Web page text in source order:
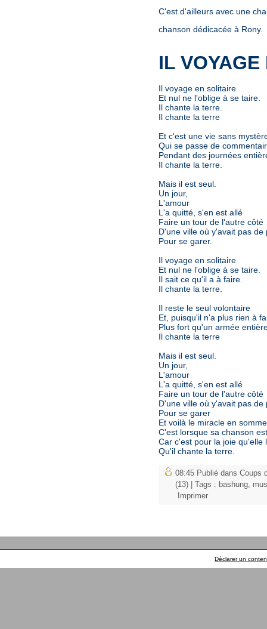
C'est d'ailleurs avec une
chanson dédicacée à Rony.
IL
Il voyage en solitaire
Et nul ne l'oblige à se taire.
Il chante la terre.
Il chante la terre
Et c'est une vie sans
Qui se passe de
Pendant des journées
Il chante la terre.
Mais il est seul.
Un jour,
L'amour
L'a quitté, s'en est allé
Faire un tour de l'autre côté
D'une ville où y'avait pas de
Pour se garer.
Il voyage en solitaire
Et nul ne l'oblige à se taire.
Il sait ce qu'il a à faire.
Il chante la terre.
Il reste le seul volontaire
Et, puisqu'il n'a plus rien à
Plus fort qu'un armée
Il chante la terre
Mais il est seul.
Un jour,
L'amour
L'a quitté, s'en est allé
Faire un tour de l'autre côté
D'une ville où y'avait pas de
Pour se garer
Et voilà le miracle en
C'est lorsque sa chanson
Car c'est pour la joie qu'elle
Qu'il chante la terre.
08:45 Publié dans Coups
(13) | Tags : bashung
Imprimer
Déclarer un